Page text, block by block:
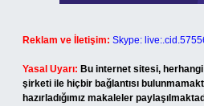
Reklam ve İletişim: Skype:
Yasal Uyarı: Bu internet sitesi,
şirketi ile hiçbir bağlantısı
hazırladığımız makaleler